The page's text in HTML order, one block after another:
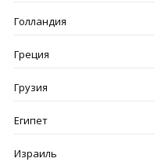
Голландия
Греция
Грузия
Египет
Израиль